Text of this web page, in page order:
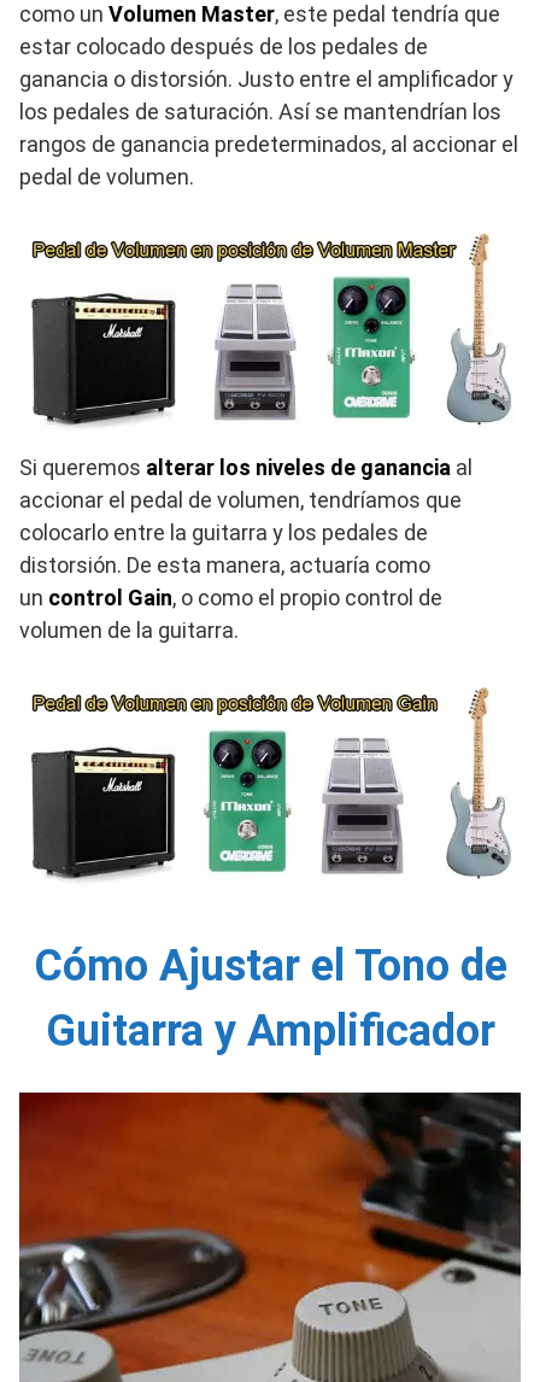
como un Volumen Master, este pedal tendría que
estar colocado después de los pedales de
ganancia o distorsión. Justo entre el amplificador y
los pedales de saturación. Así se mantendrían los
rangos de ganancia predeterminados, al accionar el
pedal de volumen.
Si queremos alterar los niveles de ganancia al
accionar el pedal de volumen, tendríamos que
colocarlo entre la guitarra y los pedales de
distorsión. De esta manera, actuaría como
un control Gain, o como el propio control de
volumen de la guitarra.
Cómo Ajustar el Tono de
Guitarra y Amplificador